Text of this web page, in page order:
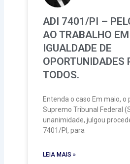
ADI 7401/PI –
AO TRABALHO EM
IGUALDADE DE
OPORTUNIDADES
TODOS.
Entenda o caso Em maio, o
Supremo Tribunal Federal
unanimidade, julgou
7401/PI, para
LEIA MAIS »